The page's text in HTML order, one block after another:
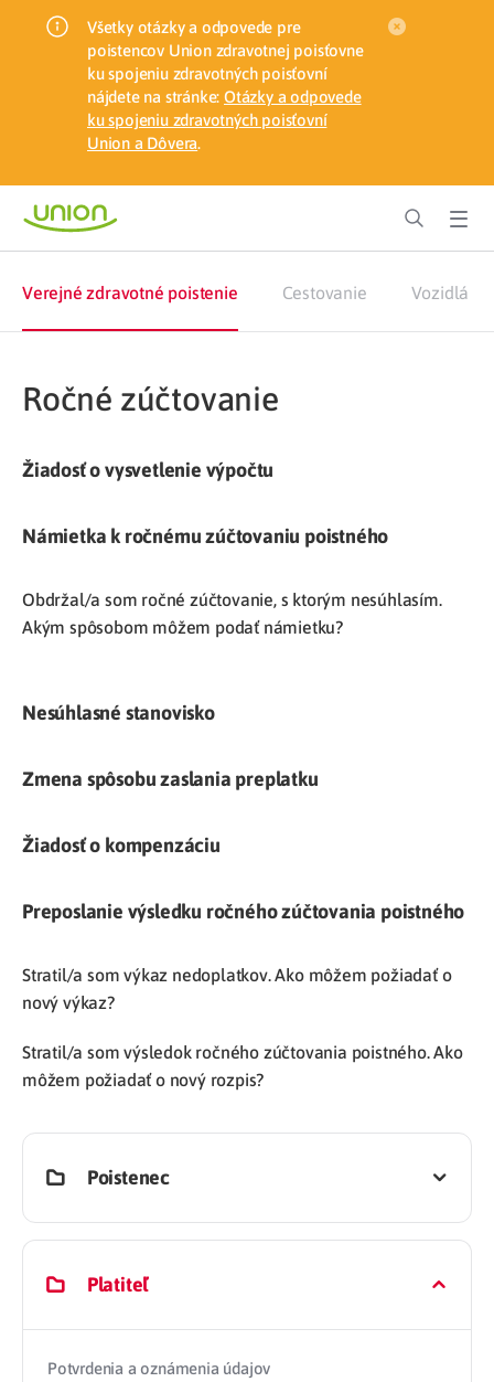
Všetky otázky a odpovede pre
poistencov Union zdravotnej poisťovne
ku spojeniu zdravotných poisťovní
nájdete na stránke: Otázky a odpovede
ku spojeniu zdravotných poisťovní
Union a Dôvera.
Cestovanie
Verejné zdravotné poistenie Vozidlá
Ročné zúčtovanie
Žiadosť o vysvetlenie výpočtu
Námietka k ročnému zúčtovaniu poistného
Obdržal/a som ročné zúčtovanie, s ktorým nesúhlasím.
Akým spôsobom môžem podať námietku?
Nesúhlasné stanovisko
Zmena spôsobu zaslania preplatku
Žiadosť o kompenzáciu
Preposlanie výsledku ročného zúčtovania poistného
Stratil/a som výkaz nedoplatkov. Ako môžem požiadať o
nový výkaz?
Stratil/a som výsledok ročného zúčtovania poistného. Ako
môžem požiadať o nový rozpis?
Poistenec
Platiteľ
Potvrdenia a oznámenia údajov